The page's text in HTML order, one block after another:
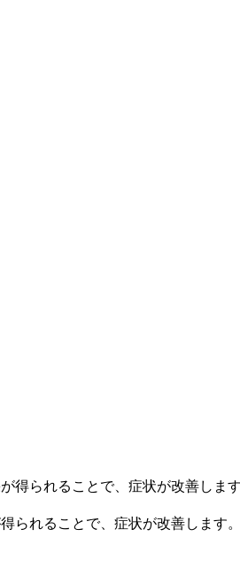
られることで、症状が改善します。